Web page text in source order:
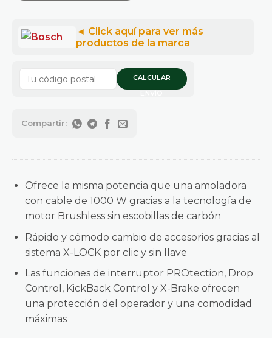
Ofrece la misma potencia que una amoladora
con cable de 1000 W gracias a la tecnología de
motor Brushless sin escobillas de carbón
Rápido y cómodo cambio de accesorios gracias al
sistema X-LOCK por clic y sin llave
Las funciones de interruptor PROtection, Drop
Control, KickBack Control y X-Brake ofrecen
una protección del operador y una comodidad
máximas
CALCULAR